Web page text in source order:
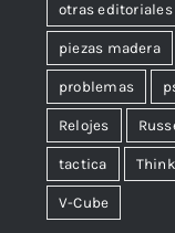
otras editoriales
piezas madera
problemas
Relojes
tactica
V-Cube